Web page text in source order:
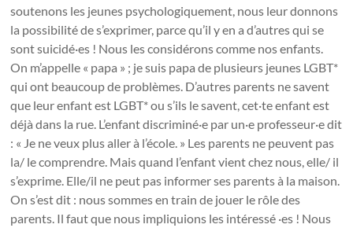
soutenons les jeunes psychologiquement, nous leur donnons
la possibilité de s’exprimer, parce qu’il y en a d’autres qui se
sont suicidé·es ! Nous les considérons comme nos enfants.
On m’appelle « papa » ; je suis papa de plusieurs jeunes LGBT*
qui ont beaucoup de problèmes. D’autres parents ne savent
que leur enfant est LGBT* ou s’ils le savent, cet·te enfant est
déjà dans la rue. L’enfant discriminé·e par un·e professeur·e dit
: « Je ne veux plus aller à l’école. » Les parents ne peuvent pas
la/ le comprendre. Mais quand l’enfant vient chez nous, elle/ il
s’exprime. Elle/il ne peut pas informer ses parents à la maison.
On s’est dit : nous sommes en train de jouer le rôle des
parents. Il faut que nous impliquions les intéressé ·es ! Nous